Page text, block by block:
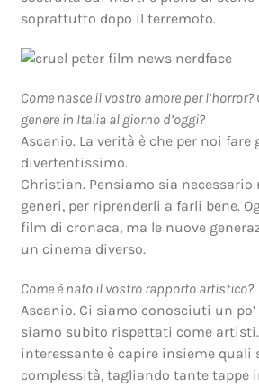
soprattutto dopo il terremoto.
Come nasce il vostro amore per l’horror?
genere in Italia al giorno d’oggi?
Ascanio. La verità è che per noi fare
divertentissimo.
Christian. Pensiamo sia necessario
generi, per riprenderli a farli bene.
film di cronaca, ma le nuove
un cinema diverso.
Come è nato il vostro rapporto artistico?
Ascanio. Ci siamo conosciuti un
siamo subito rispettati come artisti.
interessante è capire insieme quali
complessità, tagliando tante tappe